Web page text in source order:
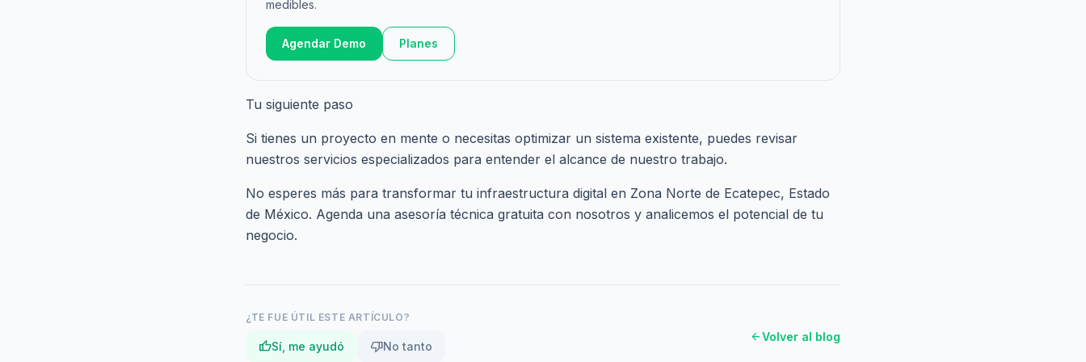
medibles.
Agendar Demo Planes
Tu siguiente paso
Si tienes un proyecto en mente o necesitas optimizar un sistema existente, puedes revisar
nuestros servicios especializados para entender el alcance de nuestro trabajo.
No esperes más para transformar tu infraestructura digital en Zona Norte de Ecatepec, Estado
de México. Agenda una asesoría técnica gratuita con nosotros y analicemos el potencial de tu
negocio.
¿TE FUE ÚTIL ESTE ARTÍCULO?
thumb_upSí, me ayudó thumb_downNo tanto
arrow_backVolver al blog